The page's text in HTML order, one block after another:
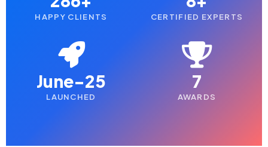
HAPPY CLIENTS CERTIFIED EXPERTS
June-25
LAUNCHED
7
AWARDS